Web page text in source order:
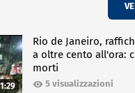
Rio de Janeiro,
a oltre cento all'ora:
morti
5 visualizzazioni